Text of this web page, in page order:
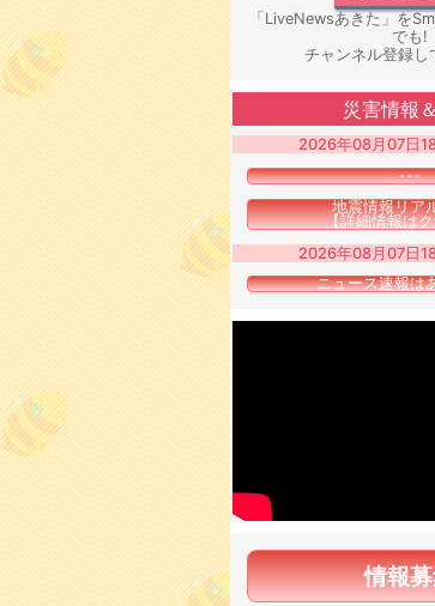
「LiveNewsあきた」を
でも!
チャンネル登録し
災害情報
2026年08月07日
---
地震情報リア
【詳細情報は
2026年08月07日
ニュース速報は
情報